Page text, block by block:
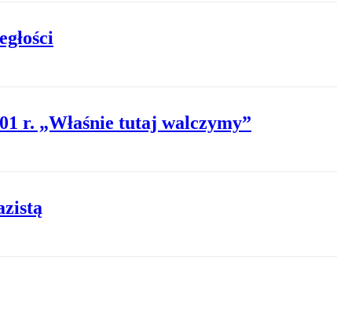
r. „Właśnie tutaj walczymy”